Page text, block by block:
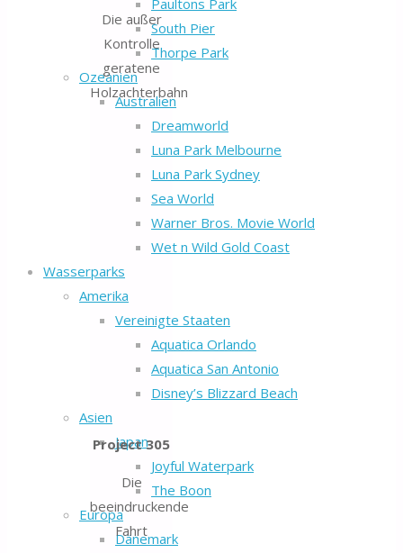
Paultons Park
South Pier
Thorpe Park
Ozeanien
Australien
Dreamworld
Luna Park Melbourne
Luna Park Sydney
Sea World
Warner Bros. Movie World
Wet n Wild Gold Coast
Wasserparks
Amerika
Vereinigte Staaten
Aquatica Orlando
Aquatica San Antonio
Disney’s Blizzard Beach
Asien
Japan
Joyful Waterpark
The Boon
Europa
Dänemark
Die außer
Kontrolle
geratene
Holzachterbahn
Project 305
Die
beeindruckende
Fahrt